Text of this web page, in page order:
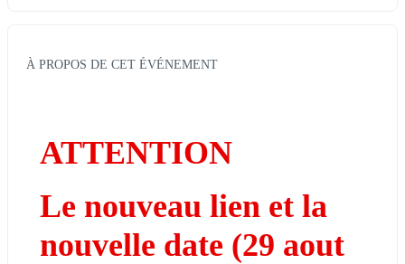
À PROPOS DE CET ÉVÉNEMENT
ATTENTION
Le nouveau lien et la
nouvelle date (29 aout